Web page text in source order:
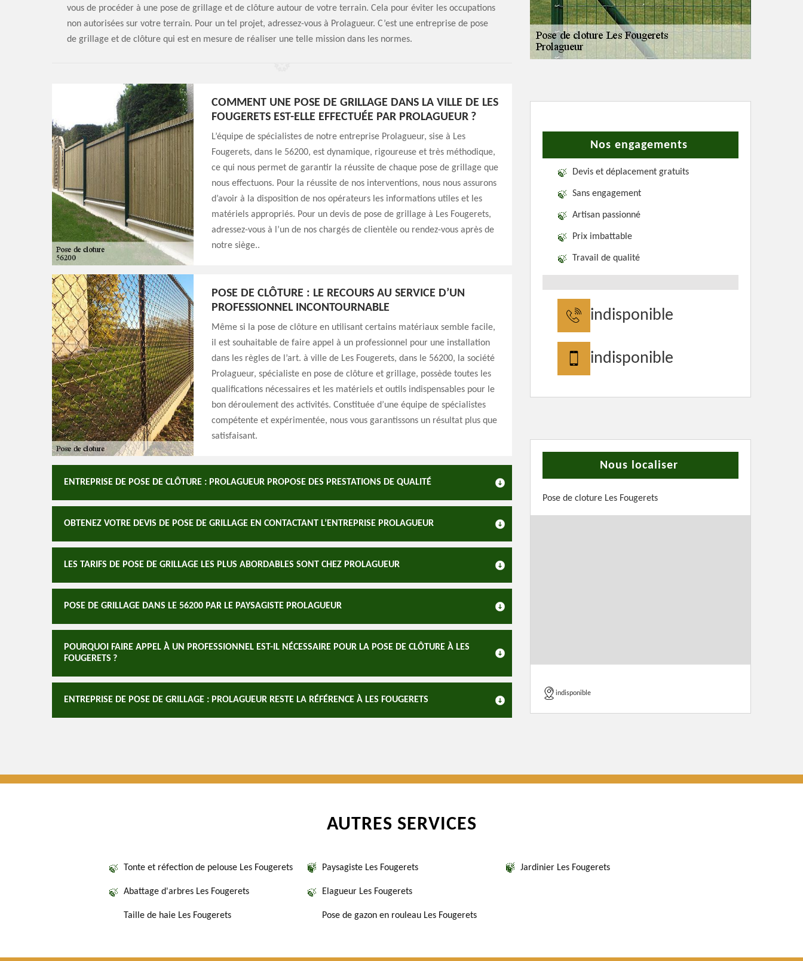
vous de procéder à une pose de grillage et de clôture autour de votre terrain. Cela pour éviter les occupations
non autorisées sur votre terrain. Pour un tel projet, adressez-vous à Prolagueur. C’est une entreprise de pose
de grillage et de clôture qui est en mesure de réaliser une telle mission dans les normes.
COMMENT UNE POSE DE GRILLAGE DANS LA VILLE DE LES
FOUGERETS EST-ELLE EFFECTUÉE PAR PROLAGUEUR ?
L’équipe de spécialistes de notre entreprise Prolagueur, sise à Les
Fougerets, dans le 56200, est dynamique, rigoureuse et très méthodique,
ce qui nous permet de garantir la réussite de chaque pose de grillage que
nous effectuons. Pour la réussite de nos interventions, nous nous assurons
d’avoir à la disposition de nos opérateurs les informations utiles et les
matériels appropriés. Pour un devis de pose de grillage à Les Fougerets,
adressez-vous à l’un de nos chargés de clientèle ou rendez-vous après de
notre siège..
POSE DE CLÔTURE : LE RECOURS AU SERVICE D’UN
PROFESSIONNEL INCONTOURNABLE
Même si la pose de clôture en utilisant certains matériaux semble facile,
il est souhaitable de faire appel à un professionnel pour une installation
dans les règles de l’art. à ville de Les Fougerets, dans le 56200, la société
Prolagueur, spécialiste en pose de clôture et grillage, possède toutes les
qualifications nécessaires et les matériels et outils indispensables pour le
bon déroulement des activités. Constituée d’une équipe de spécialistes
compétente et expérimentée, nous vous garantissons un résultat plus que
satisfaisant.
ENTREPRISE DE POSE DE CLÔTURE : PROLAGUEUR PROPOSE DES PRESTATIONS DE QUALITÉ
OBTENEZ VOTRE DEVIS DE POSE DE GRILLAGE EN CONTACTANT L’ENTREPRISE PROLAGUEUR
LES TARIFS DE POSE DE GRILLAGE LES PLUS ABORDABLES SONT CHEZ PROLAGUEUR
POSE DE GRILLAGE DANS LE 56200 PAR LE PAYSAGISTE PROLAGUEUR
POURQUOI FAIRE APPEL À UN PROFESSIONNEL EST-IL NÉCESSAIRE POUR LA POSE DE CLÔTURE À LES
FOUGERETS ?
ENTREPRISE DE POSE DE GRILLAGE : PROLAGUEUR RESTE LA RÉFÉRENCE À LES FOUGERETS
Nos engagements
Devis et déplacement gratuits
Sans engagement
Artisan passionné
Prix imbattable
Travail de qualité
indisponible
indisponible
Nous localiser
Pose de cloture Les Fougerets
indisponible
AUTRES SERVICES
Tonte et réfection de pelouse Les Fougerets
Abattage d'arbres Les Fougerets
Taille de haie Les Fougerets
Paysagiste Les Fougerets
Elagueur Les Fougerets
Pose de gazon en rouleau Les Fougerets
Jardinier Les Fougerets